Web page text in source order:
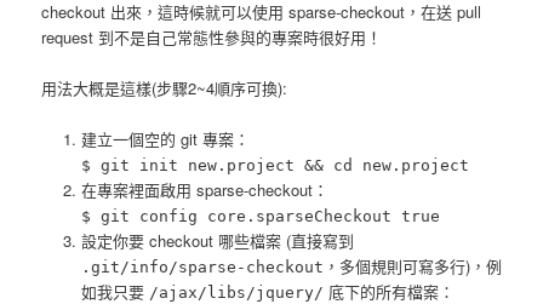
checkout 出來，這時候就可以使用 sparse-checkout，在送 pull
request 到不是自己常態性參與的專案時很好用！
用法大概是這樣(步驟2~4順序可換):
建立一個空的 git 專案：
$ git init new.project && cd new.project
在專案裡面啟用 sparse-checkout：
$ git config core.sparseCheckout true
設定你要 checkout 哪些檔案 (直接寫到
.git/info/sparse-checkout ，多個規則可寫多行)，例
如我只要 /ajax/libs/jquery/ 底下的所有檔案：